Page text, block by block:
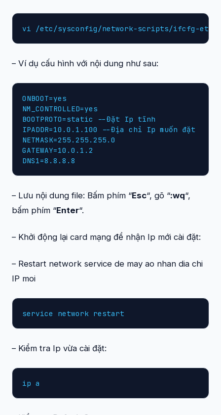
vi /etc/sysconfig/network-scripts/ifcfg-eth0
– Ví dụ cấu hình với nội dung như sau:
ONBOOT=yes
NM_CONTROLLED=yes
BOOTPROTO=static --Đặt Ip tĩnh
IPADDR=10.0.1.100 --Địa chỉ Ip muốn đặt
NETMASK=255.255.255.0
GATEWAY=10.0.1.2
DNS1=8.8.8.8
– Lưu nội dung file: Bấm phím “Esc“, gõ “:wq“,
bấm phím “Enter“.
– Khởi động lại card mạng để nhận Ip mới cài đặt:
– Restart network service de may ao nhan dia chi
IP moi
service network restart
– Kiểm tra Ip vừa cài đặt:
ip a